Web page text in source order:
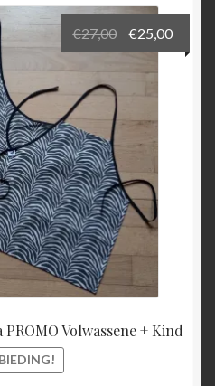
Volwassene + Kind
€27,00
prijs
was:
€27,00.
€25,00
prijs